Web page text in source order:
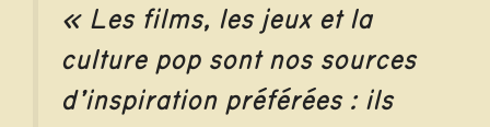
« Les films, les jeux et la
culture pop sont nos sources
d’inspiration préférées : ils